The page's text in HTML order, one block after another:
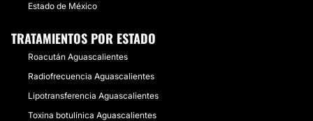
Estado de México
TRATAMIENTOS POR ESTADO
Roacután Aguascalientes
Radiofrecuencia Aguascalientes
Lipotransferencia Aguascalientes
Toxina botulínica Aguascalientes